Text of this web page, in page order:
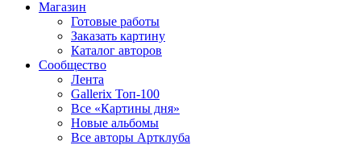
Магазин
Готовые работы
Заказать картину
Каталог авторов
Сообщество
Лента
Gallerix Топ-100
Все «Картины дня»
Новые альбомы
Все авторы Артклуба